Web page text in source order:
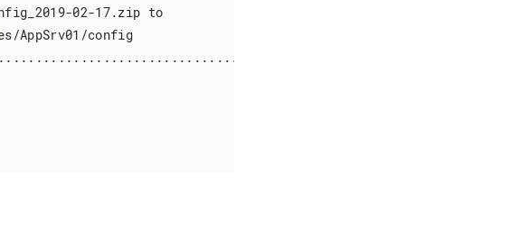
02-17.zip to
AppSrv01/config